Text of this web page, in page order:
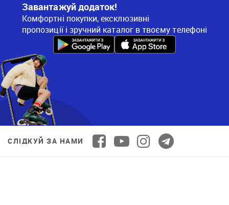
Завантажуй додаток!
Комфортні покупки, ексклюзивні
пропозиції і зручний каталог в твоєму телефоні
СЛІДКУЙ ЗА НАМИ